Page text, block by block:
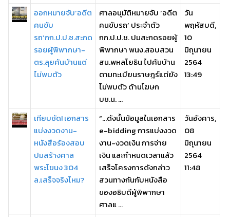
ออกหมายจับ‘อดีต
คนขับ
รถ’กก.ป.ป.ช.สะกด
รอยผู้พิพากษา-
ตร.ลุยค้นบ้านแต่
ไม่พบตัว
ศาลอนุมัติหมายจับ ‘อดีต
คนขับรถ’ ประจำตัว
กก.ป.ป.ช. ปมสะกดรอยผู้
พิพากษา พนง.สอบสวน
สน.พหลโยธิน ไปค้นบ้าน
ตามทะเบียนราษฎร์แต่ยัง
ไม่พบตัว ด้านโฆษก
บช.น. ...
วัน
พฤหัสบดี,
10
มิถุนายน
2564
13:49
เทียบชัด! เอกสาร
แบ่งงวดงาน-
หนังสือร้องสอบ
ปมสร้างศาล
พระโขนง 304
ล.เสร็จจริงไหม?
“...ดังนั้นข้อมูลในเอกสาร
e-bidding การแบ่งงวด
งาน-งวดเงิน การจ่าย
เงิน และกำหนดเวลาแล้ว
เสร็จโครงการดังกล่าว
สวนทางกันกับหนังสือ
ของอธิบดีผู้พิพากษา
ศาลแ ...
วันอังคาร,
08
มิถุนายน
2564
11:48